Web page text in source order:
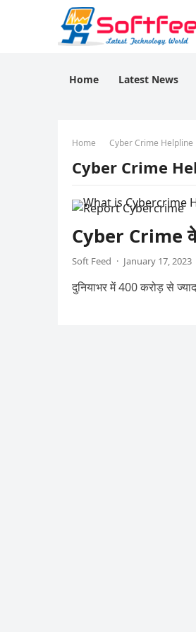
Home Latest News
Home Cyber Crime
Cyber Crime
Cyber Crime के
Soft Feed · January 17, 2023
दुनियाभर में 400 करोड़ से